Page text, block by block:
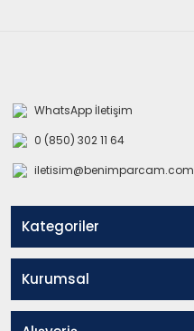
WhatsApp İletişim
0 (850) 302 11 64
iletisim@benimparcam.com
Kategoriler
Kurumsal